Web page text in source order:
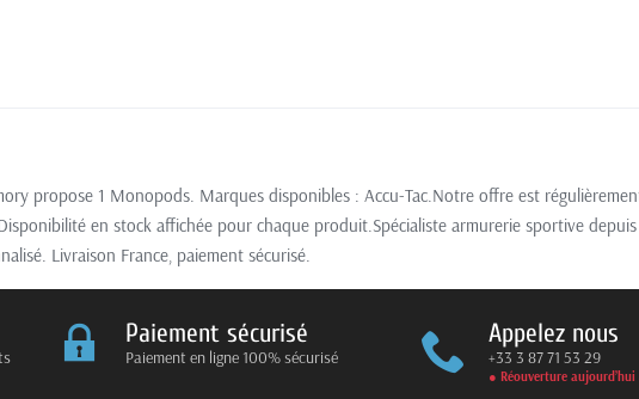
propose 1 Monopods. Marques disponibles : Accu-Tac.Notre offre est
en stock affichée pour chaque produit.Spécialiste armurerie sportive
Livraison France, paiement sécurisé.
Paiement sécurisé
Paiement en ligne 100% sécurisé
Appelez nous
+33 3 87 71 53 29
● Réouverture aujourd’hui